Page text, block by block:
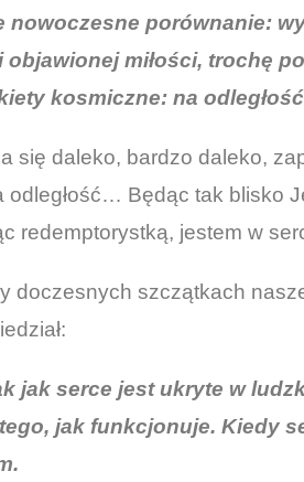
nowoczesne porównanie:
miłości, trochę
kosmiczne: na
się daleko, bardzo daleko,
odległość… Będąc tak blisko
redemptorystką, jestem w
doczesnych szczątkach
jak serce jest ukryte w
jak funkcjonuje. Kiedy